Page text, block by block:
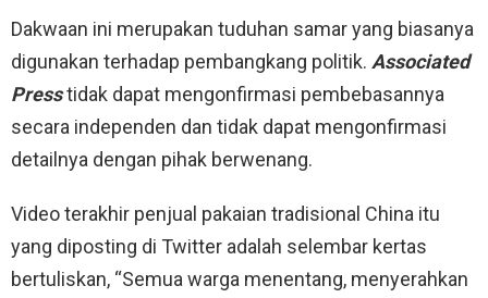
Dakwaan ini merupakan tuduhan samar yang biasanya
digunakan terhadap pembangkang politik. Associated
Presstidak dapat mengonfirmasi pembebasannya
secara independen dan tidak dapat mengonfirmasi
detailnya dengan pihak berwenang.
Video terakhir penjual pakaian tradisional China itu
yang diposting di Twitter adalah selembar kertas
bertuliskan, “Semua warga menentang, menyerahkan